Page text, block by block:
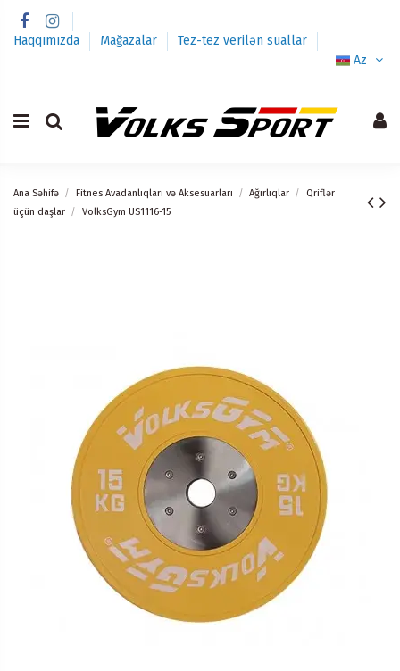
Haqqımızda Mağazalar
Tez-tez verilən suallar
Az
Ana Səhifə Fitnes Avadanlıqları və Aksesuarları Ağırlıqlar
Qriflər
üçün daşlar
VolksGym US1116-15